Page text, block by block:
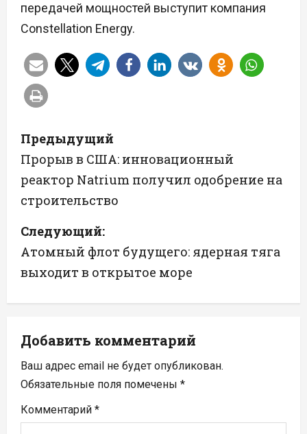
передачей мощностей выступит компания
Constellation Energy.
Н
а
в
г
а
ц
и
я
п
о
Предыдущий
Прорыв в США: инновационный
реактор Natrium получил одобрение на
строительство
Следующий:
Атомный флот будущего: ядерная тяга
выходит в открытое море
Добавить комментарий
Ваш адрес email не будет опубликован.
Обязательные поля помечены *
Комментарий *